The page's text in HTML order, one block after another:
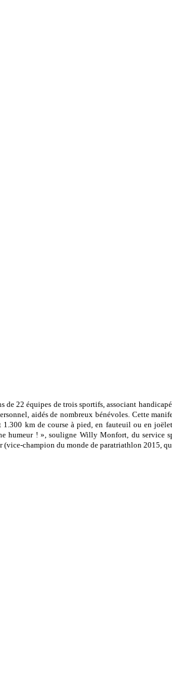
22 équipes de trois sportifs, associant
aidés de nombreux bénévoles. Cette
km de course à pied, en fauteuil ou en
humeur ! », souligne Willy Monfort, du service
champion du monde de paratriathlon 2015,